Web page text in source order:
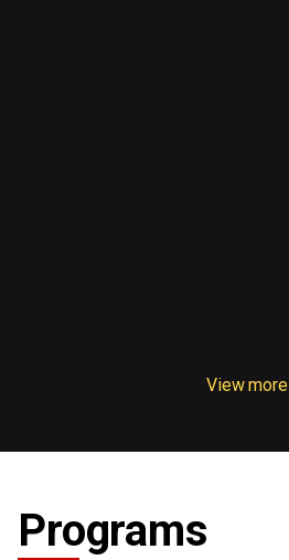
View more
Programs